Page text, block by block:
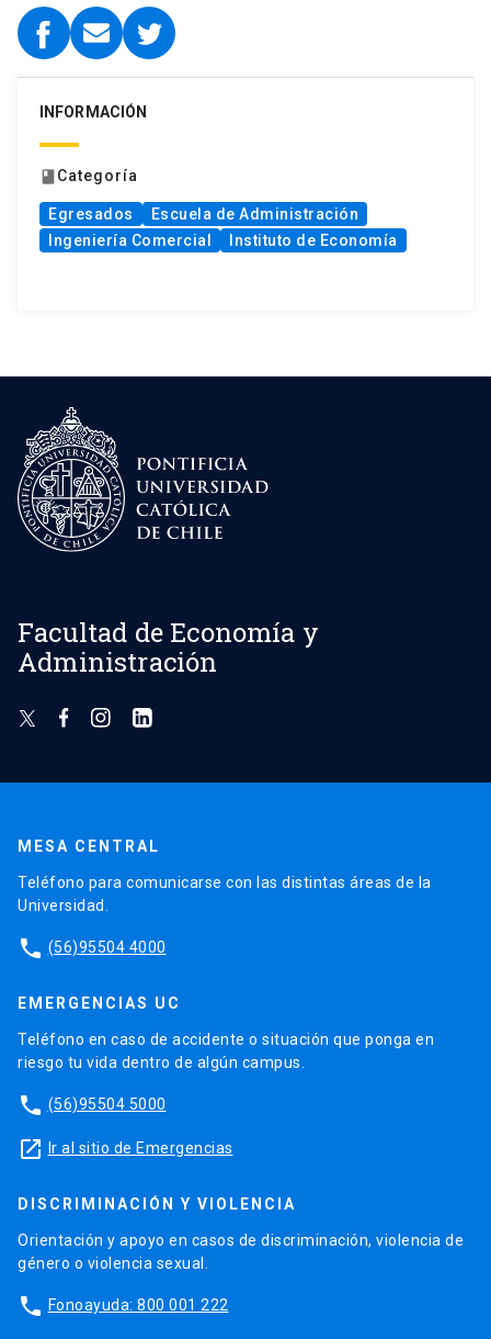
INFORMACIÓN
book Categoría
Egresados
Escuela de Administración
Ingeniería Comercial
Instituto de Economía
Facultad de Economía y
Administración
MESA CENTRAL
Teléfono para comunicarse con las distintas áreas de la
Universidad.
phone (56)95504 4000
EMERGENCIAS UC
Teléfono en caso de accidente o situación que ponga en
riesgo tu vida dentro de algún campus.
phone (56)95504 5000
launch Ir al sitio de Emergencias
DISCRIMINACIÓN Y VIOLENCIA
Orientación y apoyo en casos de discriminación, violencia de
género o violencia sexual.
phone Fonoayuda: 800 001 222